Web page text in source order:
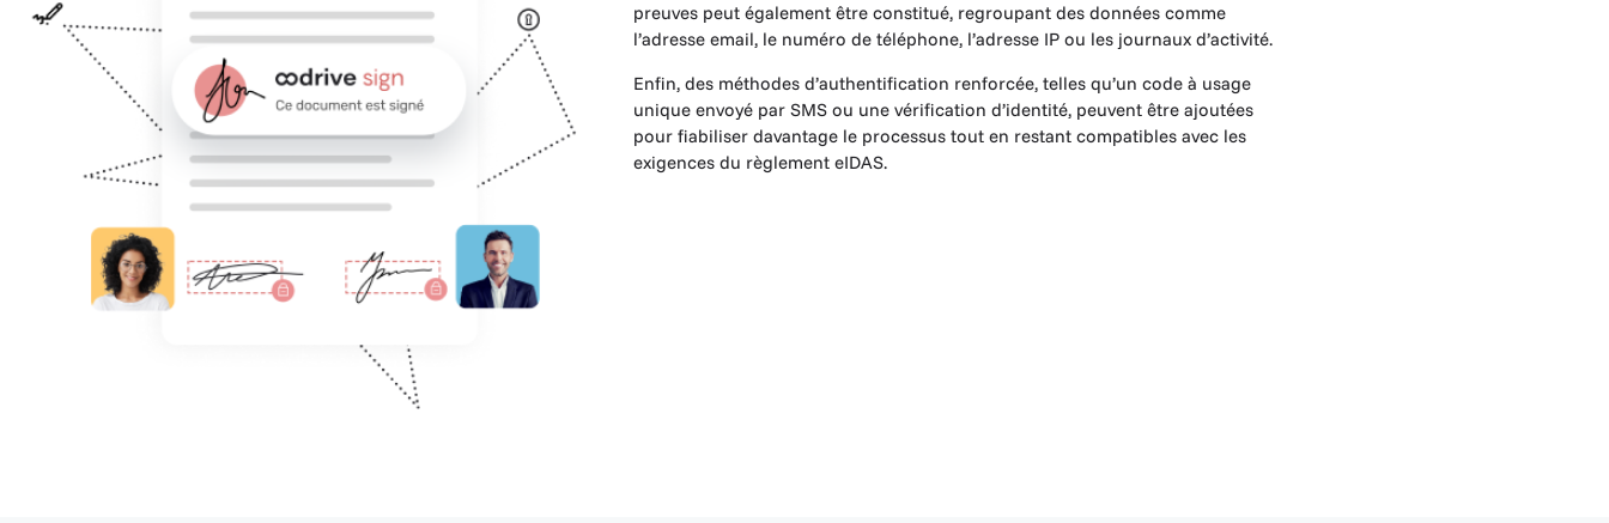
preuves peut également être constitué, regroupant des données comme
l’adresse email, le numéro de téléphone, l’adresse IP ou les journaux d’activité.
Enfin, des méthodes d’authentification renforcée, telles qu’un code à usage
unique envoyé par SMS ou une vérification d’identité, peuvent être ajoutées
pour fiabiliser davantage le processus tout en restant compatibles avec les
exigences du règlement eIDAS.